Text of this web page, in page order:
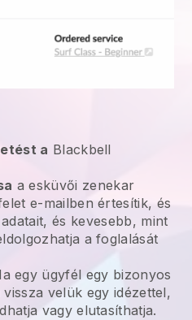
a Blackbell
aesküvői zenekar
e-mailben értesítik, és
és kevesebb, mint
a foglalását
egy ügyfél egy bizonyos
velük egy idézettel,
vagy elutasíthatja.